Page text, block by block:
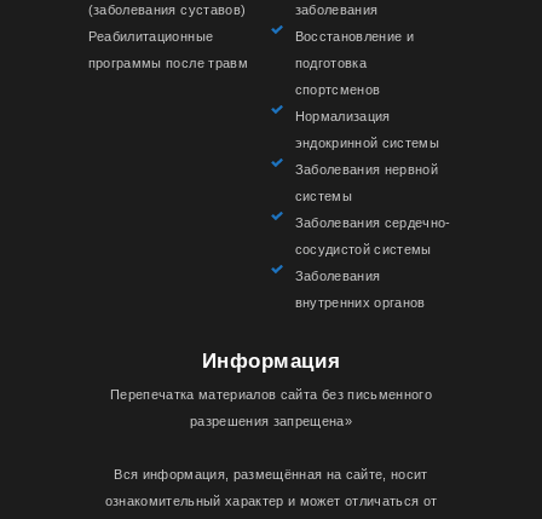
(заболевания суставов)
Реабилитационные
программы после травм
заболевания
Восстановление и
подготовка
спортсменов
Нормализация
эндокринной системы
Заболевания нервной
системы
Заболевания сердечно-
сосудистой системы
Заболевания
внутренних органов
Информация
Перепечатка материалов сайта без письменного
разрешения запрещена»
Вся информация, размещённая на сайте, носит
ознакомительный характер и может отличаться от